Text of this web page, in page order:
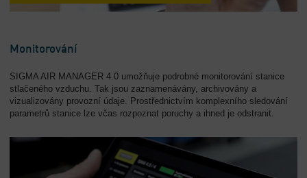
Monitorování
SIGMA AIR MANAGER 4.0 umožňuje podrobné monitorování stanice
stlačeného vzduchu. Tak jsou zaznamenávány, archivovány a
vizualizovány provozní údaje. Prostřednictvím komplexního sledování
parametrů stanice lze včas rozpoznat poruchy a ihned je odstranit.